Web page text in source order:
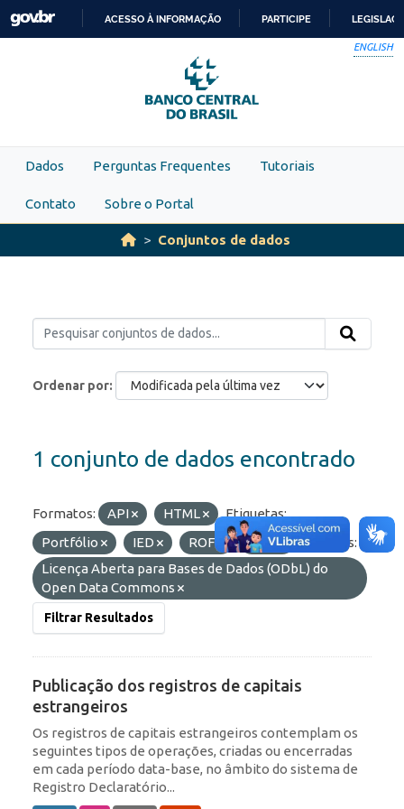
Skip to main content
PARA
O
CONTEÚDO
ACESSO À INFORMAÇÃO PARTICIPE
ENGLISH
Dados Perguntas Frequentes Tutoriais
Contato Sobre o Portal
Conjuntos de dados
Ordenar por
1 conjunto de dados encontrado
Formatos: API HTML
Etiquetas:
Portfólio
IED ROF RDE
Licenças:
Licença Aberta para Bases de Dados (ODbL) do
Open Data Commons
Filtrar Resultados
Publicação dos registros de capitais
estrangeiros
Os registros de capitais estrangeiros contemplam os
seguintes tipos de operações, criadas ou encerradas
em cada período data-base, no âmbito do sistema de
Registro Declaratório...